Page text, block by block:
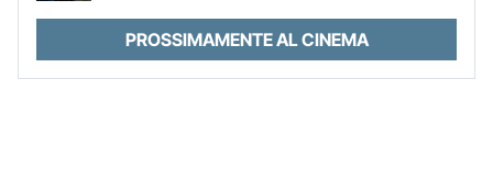
PROSSIMAMENTE AL CINEMA